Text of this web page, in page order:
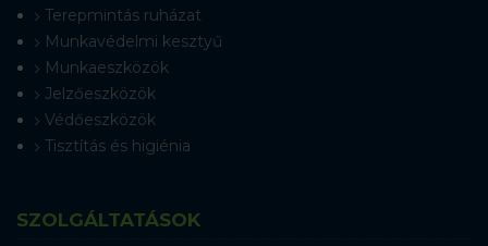
Terepmintás ruházat
Munkavédelmi kesztyű
Munkaeszközök
Jelzőeszközök
Védőeszközök
Tisztítás és higiénia
SZOLGÁLTATÁSOK